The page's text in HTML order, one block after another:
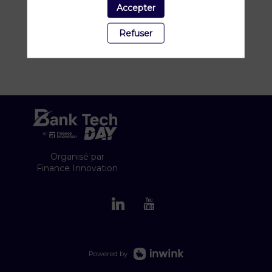
nous proposons tout, des identités
électroniques et de l'authentification
biométrique aux services KYC, AML et de
prévention de la fraude, le tout accessible via
Organisé par
Finance Innovation
Powered by
Accepter
Refuser